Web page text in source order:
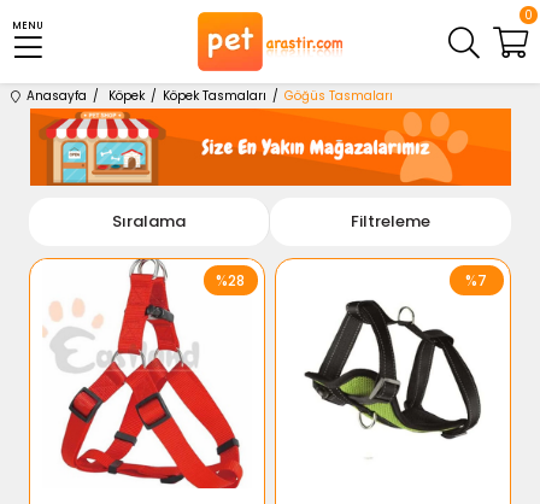
MENU
0
Anasayfa Köpek Köpek Tasmaları Göğüs Tasmaları
Filtreleme
Sıralama
%28 %7